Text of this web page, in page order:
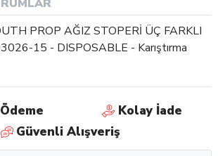
PROP AĞIZ STOPERİ ÜÇ FARKLI
15 - DISPOSABLE - Karıştırma
Kolay İade
Güvenli Alışveriş